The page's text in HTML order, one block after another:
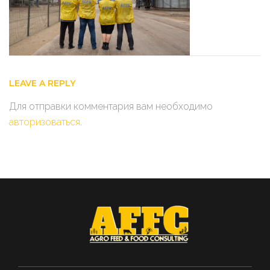
LEAVE A REPLY
Для отправки комментария вам необходимо
авторизоваться.